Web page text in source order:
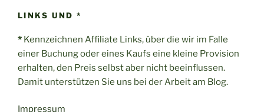
LINKS UND *
* Kennzeichnen Affiliate Links, über die wir im Falle
einer Buchung oder eines Kaufs eine kleine Provision
erhalten, den Preis selbst aber nicht beeinflussen.
Damit unterstützen Sie uns bei der Arbeit am Blog.
Impressum